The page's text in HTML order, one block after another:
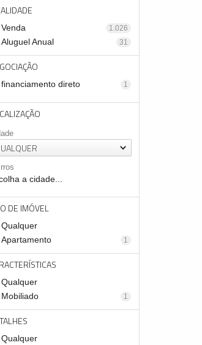
Venda 1.026
Aluguel Anual 31
financiamento direto 1
a cidade...
DE IMÓVEL
Qualquer
Apartamento
1
Qualquer
Mobiliado
1
Qualquer